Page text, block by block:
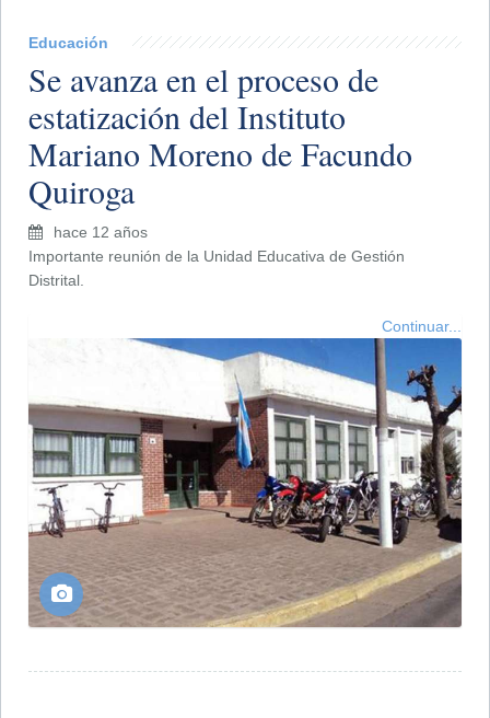
Educación
Se avanza en el proceso de
estatización del Instituto
Mariano Moreno de Facundo
Quiroga
hace 12 años
Importante reunión de la Unidad Educativa de Gestión
Distrital.
Continuar...